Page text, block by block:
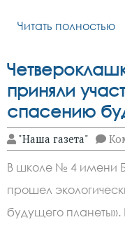
Читать полностью
приняли
спасению
"Наша газета"
В школе № 4 имени
прошел
будущего планеты».